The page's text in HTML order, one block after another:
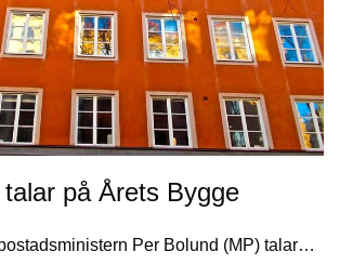
på Årets Bygge
Per Bolund (MP) talar…